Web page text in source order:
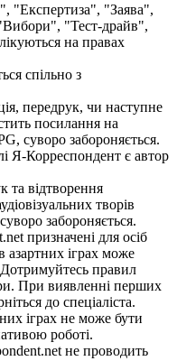
"Експертиза", "Заява",
"Тест-драйв",
на правах
спільно з
передрук, чи наступне
посилання на
суворо забороняється.
Я-Корреспондент є автор
та відтворення
творів
забороняється.
призначені для осіб
азартних іграх може
Дотримуйтесь правил
При виявленні перших
до спеціаліста.
іграх не може бути
роботі.
не проводить